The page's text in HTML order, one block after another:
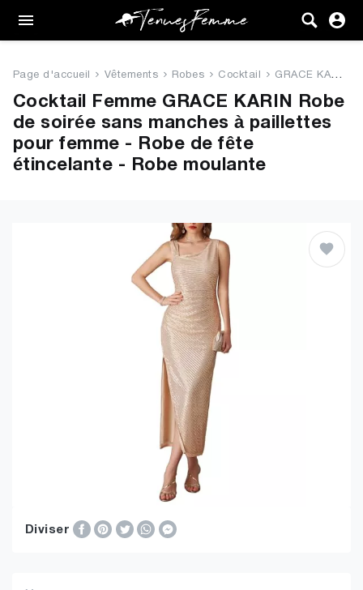
Femme
Vêtements
Chaussures
Sacs
Page d'accueil Vêtements Robes Cocktail GRACE KARIN Robe de soirée sa...
Cocktail Femme GRACE KARIN Robe
de soirée sans manches à paillettes
pour femme - Robe de fête
étincelante - Robe moulante
Diviser